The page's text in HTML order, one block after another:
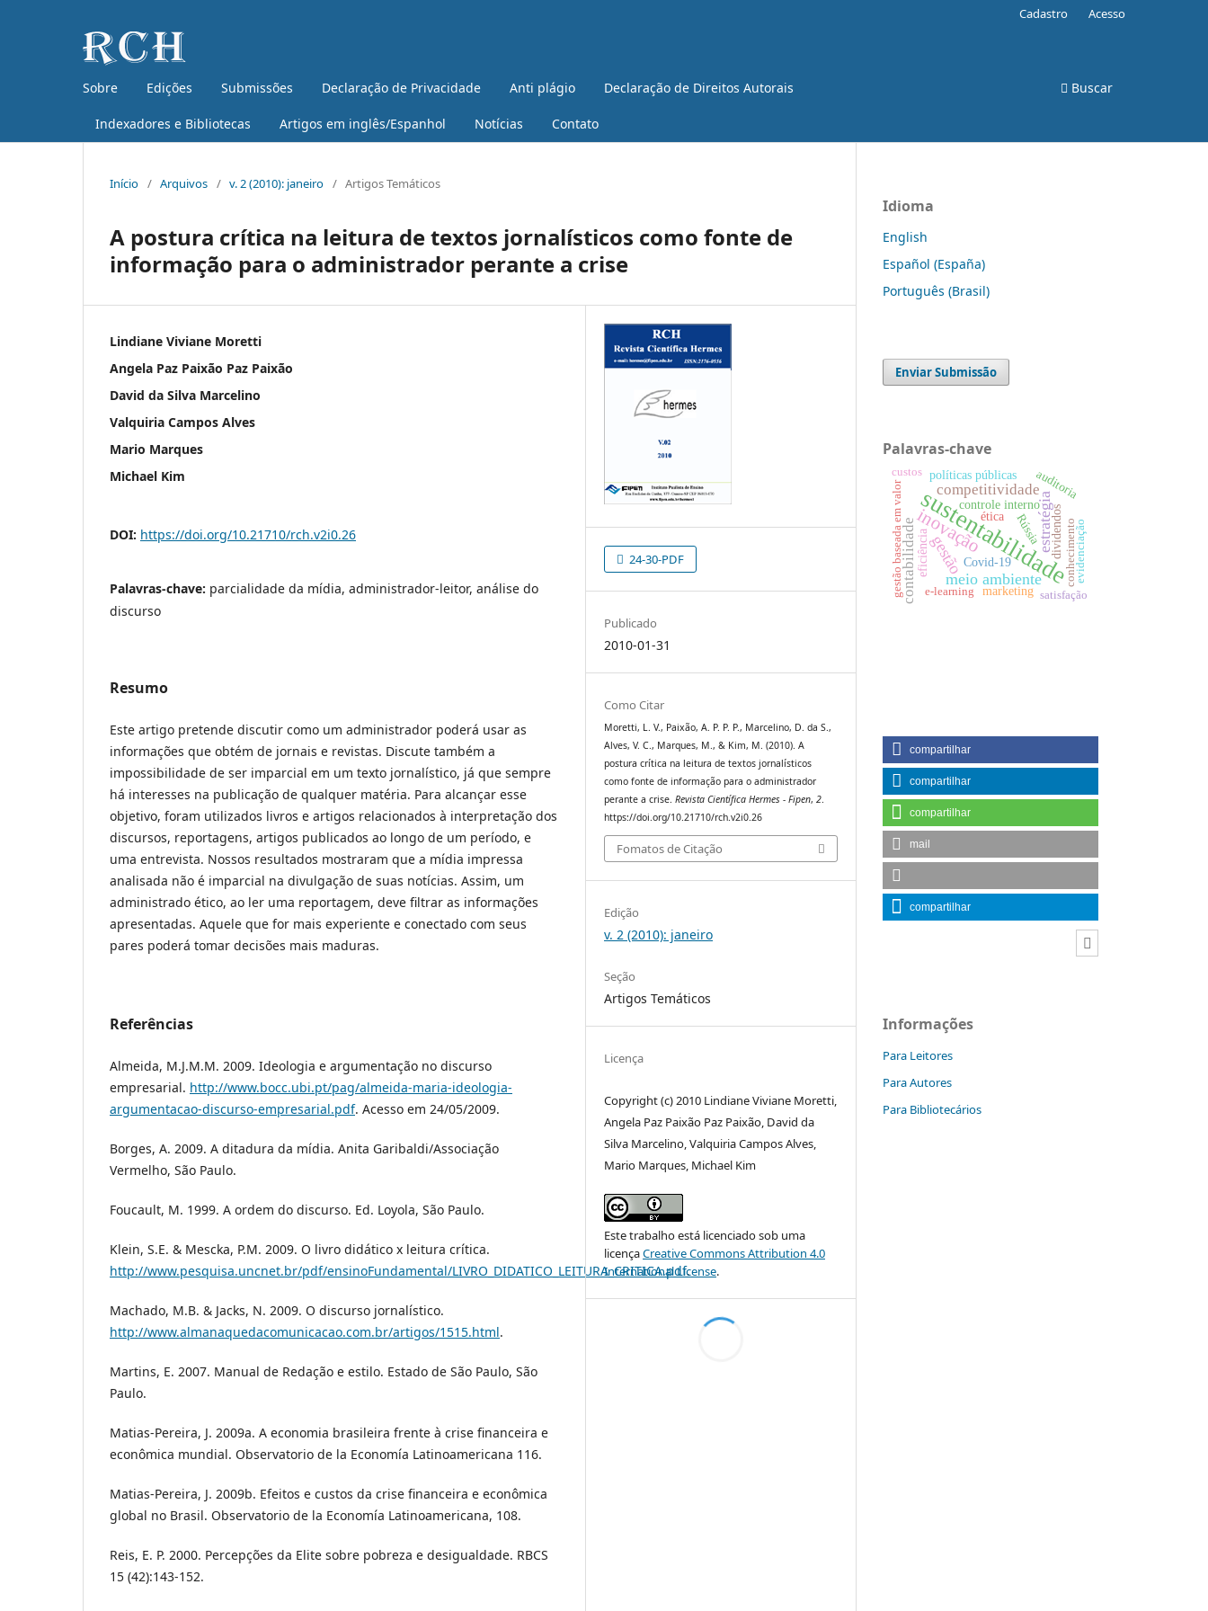
Sobre Edições Submissões Declaração de Privacidade Anti plágio Declaração de Direitos Autorais
Indexadores e Bibliotecas Artigos em inglês/Espanhol Notícias Contato
Buscar
Cadastro Acesso
Início / Arquivos / v. 2 (2010): janeiro / Artigos Temáticos
A postura crítica na leitura de textos jornalísticos como fonte de
informação para o administrador perante a crise
Lindiane Viviane Moretti
Angela Paz Paixão Paz Paixão
David da Silva Marcelino
Valquiria Campos Alves
Mario Marques
Michael Kim
DOI: https://doi.org/10.21710/rch.v2i0.26
Palavras-chave: parcialidade da mídia, administrador-leitor, análise do
discurso
Resumo
Este artigo pretende discutir como um administrador poderá usar as
informações que obtém de jornais e revistas. Discute também a
impossibilidade de ser imparcial em um texto jornalístico, já que sempre
há interesses na publicação de qualquer matéria. Para alcançar esse
objetivo, foram utilizados livros e artigos relacionados à interpretação dos
discursos, reportagens, artigos publicados ao longo de um período, e
uma entrevista. Nossos resultados mostraram que a mídia impressa
analisada não é imparcial na divulgação de suas notícias. Assim, um
administrado ético, ao ler uma reportagem, deve filtrar as informações
apresentadas. Aquele que for mais experiente e conectado com seus
pares poderá tomar decisões mais maduras.
Referências
Almeida, M.J.M.M. 2009. Ideologia e argumentação no discurso
empresarial. http://www.bocc.ubi.pt/pag/almeida-maria-ideologia-
argumentacao-discurso-empresarial.pdf. Acesso em 24/05/2009.
Borges, A. 2009. A ditadura da mídia. Anita Garibaldi/Associação
Vermelho, São Paulo.
Foucault, M. 1999. A ordem do discurso. Ed. Loyola, São Paulo.
Klein, S.E. & Mescka, P.M. 2009. O livro didático x leitura crítica.
http://www.pesquisa.uncnet.br/pdf/ensinoFundamental/LIVRO_DIDATICO_LEITURA_CRITICA.pdf.
Machado, M.B. & Jacks, N. 2009. O discurso jornalístico.
http://www.almanaquedacomunicacao.com.br/artigos/1515.html.
Martins, E. 2007. Manual de Redação e estilo. Estado de São Paulo, São
Paulo.
Matias-Pereira, J. 2009a. A economia brasileira frente à crise financeira e
econômica mundial. Observatorio de la Economía Latinoamericana 116.
Matias-Pereira, J. 2009b. Efeitos e custos da crise financeira e econômica
global no Brasil. Observatorio de la Economía Latinoamericana, 108.
Reis, E. P. 2000. Percepções da Elite sobre pobreza e desigualdade. RBCS
15 (42):143-152.
24-30-PDF
Publicado
2010-01-31
Como Citar
Moretti, L. V., Paixão, A. P. P. P., Marcelino, D. da S.,
Alves, V. C., Marques, M., & Kim, M. (2010). A
postura crítica na leitura de textos jornalísticos
como fonte de informação para o administrador
perante a crise.Revista Científica Hermes - Fipen,2.
https://doi.org/10.21710/rch.v2i0.26
Fomatos de Citação
Edição
v. 2 (2010): janeiro
Seção
Artigos Temáticos
Licença
Copyright (c) 2010 Lindiane Viviane Moretti,
Angela Paz Paixão Paz Paixão, David da
Silva Marcelino, Valquiria Campos Alves,
Mario Marques, Michael Kim
Este trabalho está licenciado sob uma
licençaCreative Commons Attribution 4.0
International License.
Idioma
English
Español (España)
Português (Brasil)
Enviar Submissão
Palavras-chave
sustentabilidade
inovação estratégia
meio ambiente
gestão
competitividade
contabilidade
controle interno
ética
auditoria
políticas públicas
Covid-19
dividendos
eficiência Rússia
marketing
e-learning satisfação
conhecimento
gestão baseada em valor
custos
evidenciação
compartilhar
compartilhar
compartilhar
mail
compartilhar
Informações
Para Leitores
Para Autores
Para Bibliotecários